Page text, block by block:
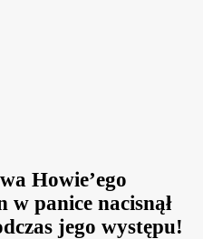
Howie’ego
w panice nacisnął
jego występu!